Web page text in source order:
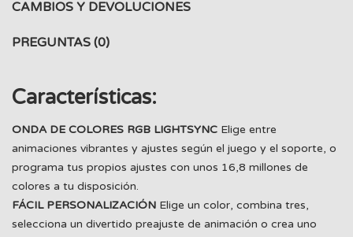
CAMBIOS Y DEVOLUCIONES
PREGUNTAS (0)
Características:
ONDA DE COLORES RGB LIGHTSYNC Elige entre
animaciones vibrantes y ajustes según el juego y el soporte, o
programa tus propios ajustes con unos 16,8 millones de
colores a tu disposición.
FÁCIL PERSONALIZACIÓN Elige un color, combina tres,
selecciona un divertido preajuste de animación o crea uno